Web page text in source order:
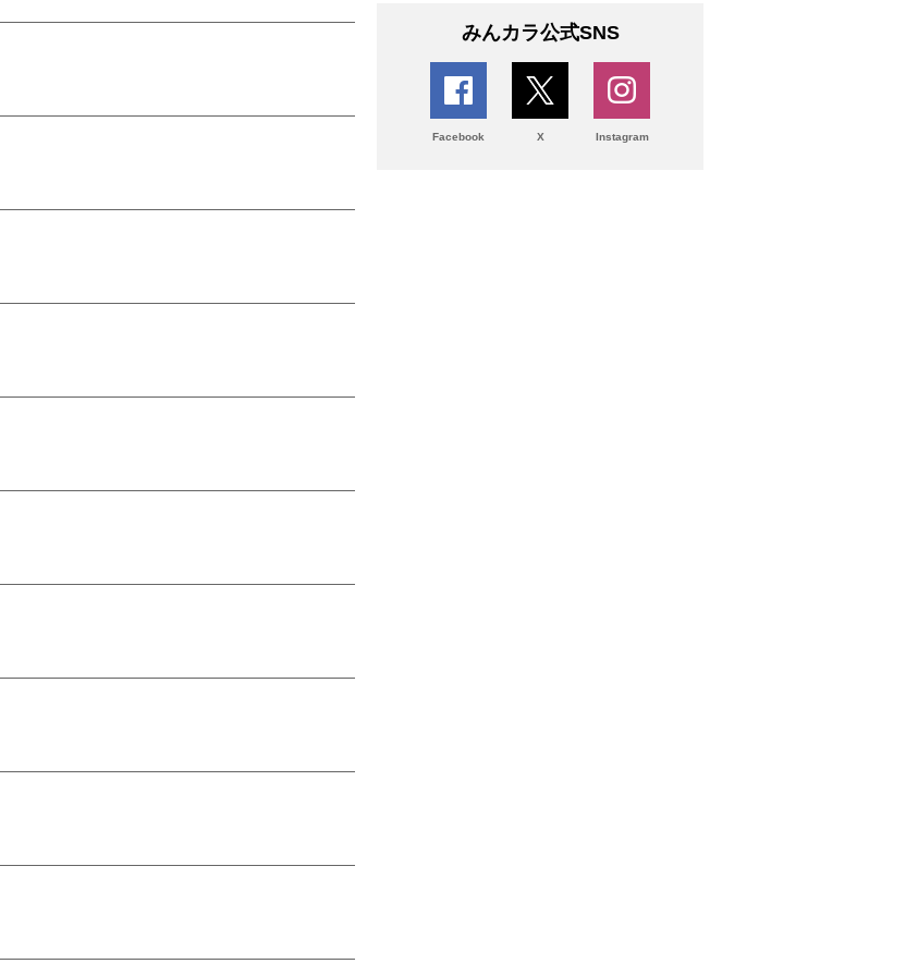
みんカラ公式SNS
Facebook X Instagram